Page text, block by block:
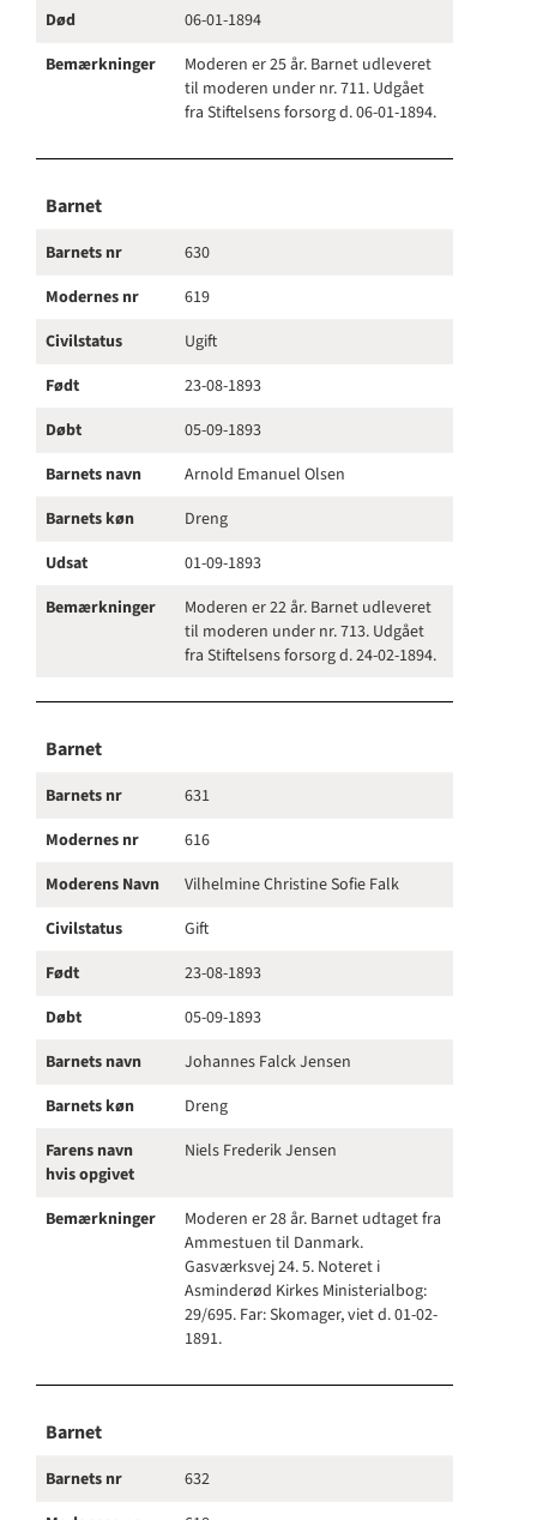
Død
06-01-1894
Bemærkninger
Moderen er 25 år. Barnet udleveret
til moderen under nr. 711. Udgået
fra Stiftelsens forsorg d. 06-01-1894.
Barnet
Barnets nr
630
Modernes nr
619
Civilstatus
Ugift
Født
23-08-1893
Døbt
05-09-1893
Barnets navn
Arnold Emanuel Olsen
Barnets køn
Dreng
Udsat
01-09-1893
Bemærkninger
Moderen er 22 år. Barnet udleveret
til moderen under nr. 713. Udgået
fra Stiftelsens forsorg d. 24-02-1894.
Barnet
Barnets nr
631
Modernes nr
616
Moderens Navn
Vilhelmine Christine Sofie Falk
Civilstatus
Gift
Født
23-08-1893
Døbt
05-09-1893
Barnets navn
Johannes Falck Jensen
Barnets køn
Dreng
Farens navn
hvis opgivet
Niels Frederik Jensen
Bemærkninger
Moderen er 28 år. Barnet udtaget fra
Ammestuen til Danmark.
Gasværksvej 24. 5. Noteret i
Asminderød Kirkes Ministerialbog:
29/695. Far: Skomager, viet d. 01-02-
1891.
Barnet
Barnets nr
632